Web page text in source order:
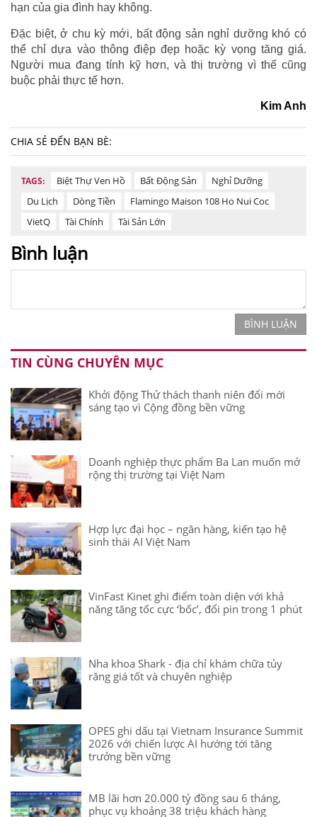
hạn của gia đình hay không.
Đặc biệt, ở chu kỳ mới, bất động sản nghỉ dưỡng khó có
thể chỉ dựa vào thông điệp đẹp hoặc kỳ vọng tăng giá.
Người mua đang tính kỹ hơn, và thị trường vì thế cũng
buộc phải thực tế hơn.
Kim Anh
CHIA SẺ ĐẾN BẠN BÈ:
TAGS: Biệt Thự Ven Hồ Bất Động Sản
Nghỉ Dưỡng
Du Lịch
Dòng Tiền
Flamingo Maison 108 Ho Nui Coc
VietQ
Tài Chính Tài Sản Lớn
Bình luận
BÌNH LUẬN
TIN CÙNG CHUYÊN MỤC
Khởi động Thử thách thanh niên đổi mới
sáng tạo vì Cộng đồng bền vững
Doanh nghiệp thực phẩm Ba Lan muốn mở
rộng thị trường tại Việt Nam
Hợp lực đại học – ngân hàng, kiến tạo hệ
sinh thái AI Việt Nam
VinFast Kinet ghi điểm toàn diện với khả
năng tăng tốc cực ‘bốc’, đổi pin trong 1 phút
Nha khoa Shark - địa chỉ khám chữa tủy
răng giá tốt và chuyên nghiệp
OPES ghi dấu tại Vietnam Insurance Summit
2026 với chiến lược AI hướng tới tăng
trưởng bền vững
MB lãi hơn 20.000 tỷ đồng sau 6 tháng,
phục vụ khoảng 38 triệu khách hàng